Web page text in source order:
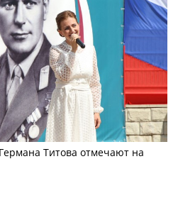
Титова отмечают на